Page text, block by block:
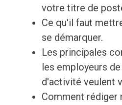
votre titre de
Ce qu'il faut
se démarquer.
Les principales
les employeurs
d'activité veulent
Comment rédiger